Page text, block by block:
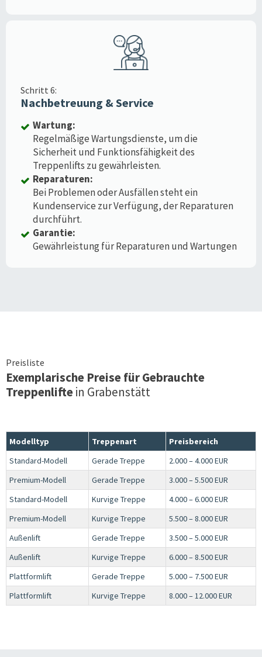
Schritt 6:
Nachbetreuung & Service
Wartung:
Regelmäßige Wartungsdienste, um die
Sicherheit und Funktionsfähigkeit des
Treppenlifts zu gewährleisten.
Reparaturen:
Bei Problemen oder Ausfällen steht ein
Kundenservice zur Verfügung, der Reparaturen
durchführt.
Garantie:
Gewährleistung für Reparaturen und Wartungen
Preisliste
Exemplarische Preise für Gebrauchte
Treppenliftein Grabenstätt
Modelltyp Treppenart
Preisbereich
Standard-Modell
Gerade Treppe
2.000 – 4.000 EUR
Premium-Modell
Gerade Treppe
3.000 – 5.500 EUR
Standard-Modell
Kurvige Treppe
4.000 – 6.000 EUR
Premium-Modell
Kurvige Treppe
5.500 – 8.000 EUR
Außenlift
Gerade Treppe
3.500 – 5.000 EUR
Außenlift
Kurvige Treppe
6.000 – 8.500 EUR
Plattformlift
Gerade Treppe
5.000 – 7.500 EUR
Plattformlift
Kurvige Treppe 8.000 – 12.000 EUR